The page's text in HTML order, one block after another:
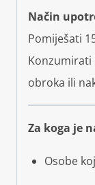
Način
Pomiješati
Konzumirati
obroka ili
Za koga je
Osobe